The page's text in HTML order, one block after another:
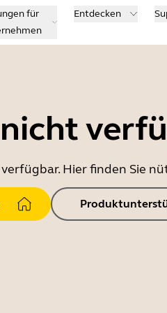
für
Entdecken
Hier finden Sie